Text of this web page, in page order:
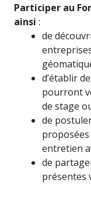
Participer au
ainsi :
de
d’établir
pourront
de stage
de
entretien
de
présentes